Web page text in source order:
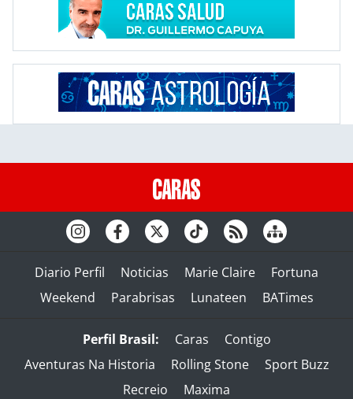
Diario Perfil Noticias Marie Claire
Fortuna
Weekend
Parabrisas Lunateen BATimes
Perfil Brasil: Caras
Contigo
Aventuras Na Historia
Rolling Stone
Sport Buzz
Recreio
Maxima